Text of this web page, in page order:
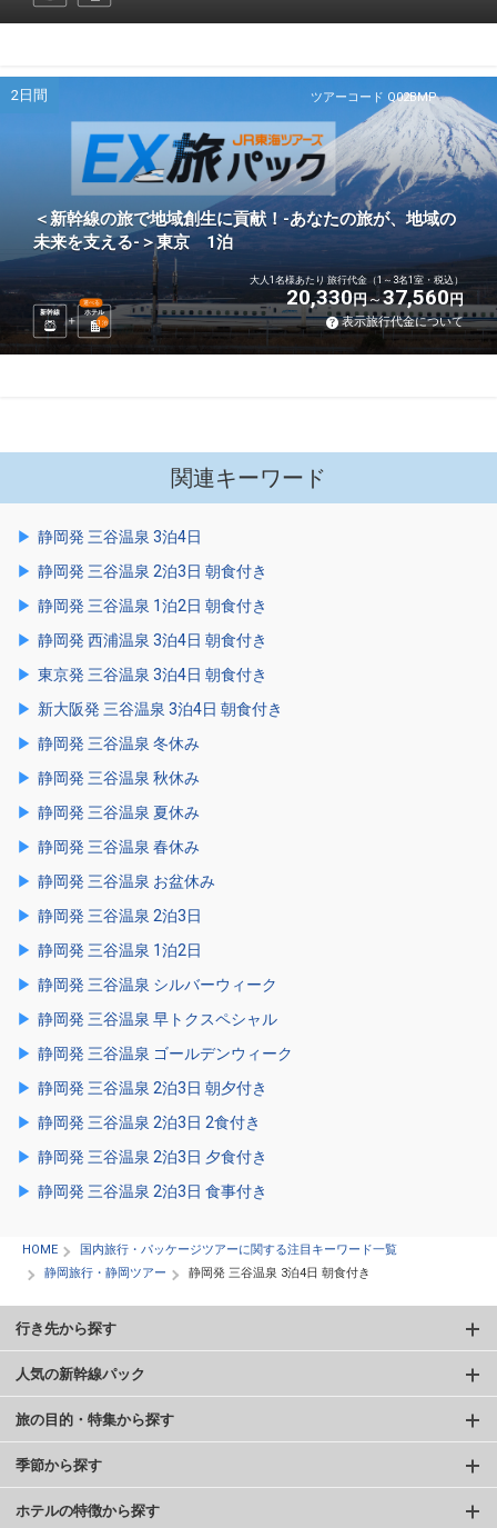
ツアーコード Q02BMP
2日間
＜新幹線の旅で地域創生に貢献！-あなたの旅が、地域の
未来を支える-＞東京 1泊
新幹線 ホテル
選べる
1 泊
大人1名様あたり 旅行代金（1～3名1室・税込）
20,330円 37,560円
表示旅行代金について
関連キーワード
静岡発 三谷温泉 3泊4日
静岡発 三谷温泉 2泊3日 朝食付き
静岡発 三谷温泉 1泊2日 朝食付き
静岡発 西浦温泉 3泊4日 朝食付き
東京発 三谷温泉 3泊4日 朝食付き
新大阪発 三谷温泉 3泊4日 朝食付き
静岡発 三谷温泉 冬休み
静岡発 三谷温泉 秋休み
静岡発 三谷温泉 夏休み
静岡発 三谷温泉 春休み
静岡発 三谷温泉 お盆休み
静岡発 三谷温泉 2泊3日
静岡発 三谷温泉 1泊2日
静岡発 三谷温泉 シルバーウィーク
静岡発 三谷温泉 早トクスペシャル
静岡発 三谷温泉 ゴールデンウィーク
静岡発 三谷温泉 2泊3日 朝夕付き
静岡発 三谷温泉 2泊3日 2食付き
静岡発 三谷温泉 2泊3日 夕食付き
静岡発 三谷温泉 2泊3日 食事付き
HOME
国内旅行・パッケージツアーに関する注目キーワード一覧
静岡旅行・静岡ツアー
静岡発 三谷温泉 3泊4日 朝食付き
行き先から探す
人気の新幹線パック
旅の目的・特集から探す
季節から探す
ホテルの特徴から探す